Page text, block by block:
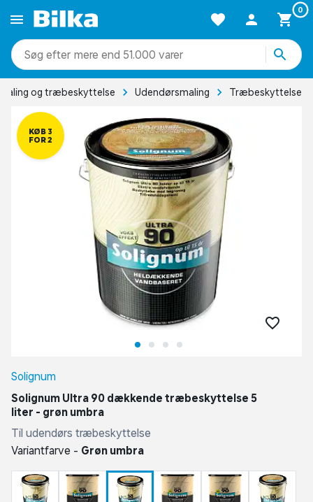
0
mere end 51.000 varer
Maling og træbeskyttelse Udendørsmaling Træbeskyttelse
KØB 3
FOR 2
Solignum
Solignum Ultra 90 dækkende træbeskyttelse 5
liter - grøn umbra
Til udendørs træbeskyttelse
Variantfarve - Grøn umbra